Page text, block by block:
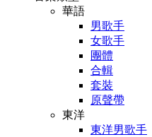
華語
男歌手
女歌手
團體
合輯
套裝
原聲帶
東洋
東洋男歌手